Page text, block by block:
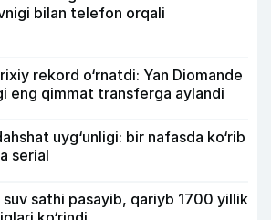
bilan telefon orqali
rekord o‘rnatdi: Yan Diomande
eng qimmat transferga aylandi
uyg‘unligi: bir nafasda ko‘rib
serial
suv sathi pasayib, qariyb 1700 yillik